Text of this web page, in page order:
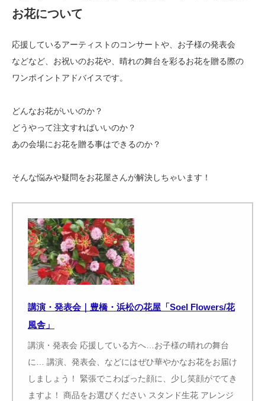
お花について
応援しているアーティストのコンサートや、お子様の発表会
などなど、お祝いのお花や、晴れの舞台を彩るお花を贈る際の
ワンポイントアドバイスです。
どんなお花がいいのか？
どうやって注文すればいいのか？
あの会場にお花を贈る事はできるのか？
そんな悩みや疑問をお花屋さんが解決しちゃいます！
講演・発表会｜豊橋・浜松の花屋「Soel Flowers/花
風舎」
講演・発表会 応援している方へ…お子様の晴れの舞台
に… 講演、発表会、などにはぜひ華やかなお花をお届け
しましょう！ 緊張でこわばった顔に、少し笑顔がでてき
ますよ！ 商品をお選びください スタンド生花 アレンジ